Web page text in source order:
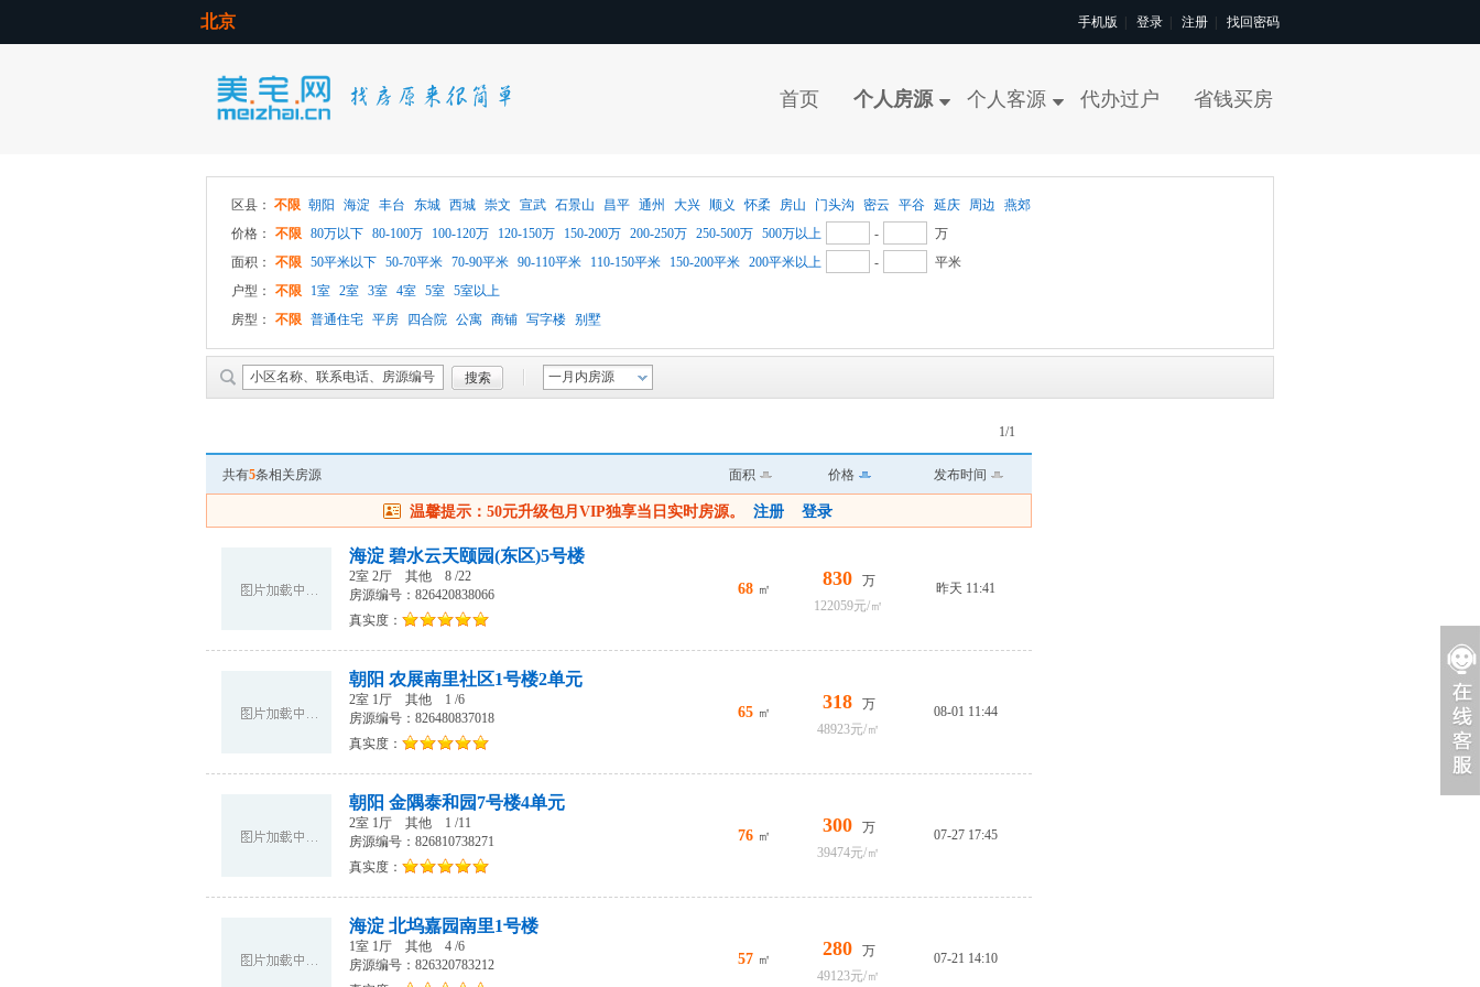
北京 手机版 登录 注册 找回密码
首页 个人房源 个人客源 代办过户 省钱买房
区县： 不限 朝阳 海淀 丰台 东城 西城 崇文 宣武 石景山 昌平 通州 大兴 顺义 怀柔 房山 门头沟 密云 平谷 延庆 周边
燕郊
价格：
不限 80万以下 80-100万 100-120万 120-150万 150-200万 200-250万 250-500万 500万以上 -
万
面积：
不限 50平米以下 50-70平米 70-90平米 90-110平米 110-150平米 150-200平米 200平米以上 -
平米
户型：
不限 1室 2室 3室 4室 5室 5室以上
房型：
不限 普通住宅 平房 四合院 公寓 商铺 写字楼 别墅
一月内房源
1/1
共有5条相关房源 面积 价格 发布时间
温馨提示：50元升级包月VIP独享当日实时房源。 注册 登录
海淀 碧水云天颐园(东区)5号楼
2室 2厅 其他
8 /22
房源编号：826420838066
真实度：
68 ㎡ 830
万
122059元/㎡
昨天 11:41
朝阳 农展南里社区1号楼2单元
2室 1厅 其他
1 /6
房源编号：826480837018
真实度：
65 ㎡ 318
万
48923元/㎡
08-01 11:44
朝阳 金隅泰和园7号楼4单元
2室 1厅 其他
1 /11
房源编号：826810738271
真实度：
76 ㎡ 300
万
39474元/㎡
07-27 17:45
海淀 北坞嘉园南里1号楼
1室 1厅 其他
4 /6
房源编号：826320783212
57 ㎡ 280
万
49123元/㎡
07-21 14:10